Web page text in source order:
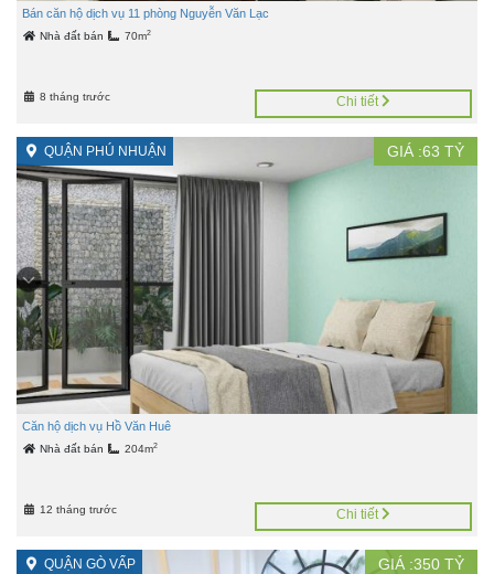
Bán căn hộ dịch vụ 11 phòng Nguyễn Văn Lạc
Nhà đất bán 70m2
8 tháng trước Chi tiết
QUẬN PHÚ NHUẬN GIÁ :63 TỶ
Căn hộ dịch vụ Hồ Văn Huê
Nhà đất bán 204m2
12 tháng trước Chi tiết
QUẬN GÒ VẤP GIÁ :350 TỶ